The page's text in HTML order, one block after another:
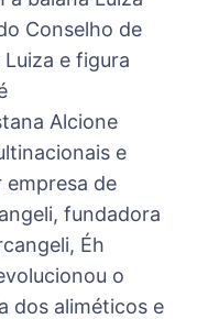
Conselho de
e figura
Alcione
e
empresa de
fundadora
Éh
o
dos aliméticos e